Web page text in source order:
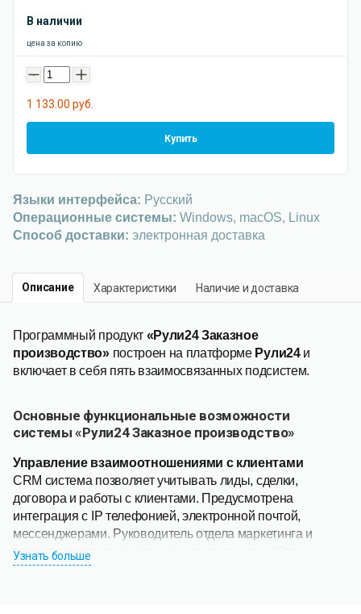
В наличии
цена за копию
- +
1 133.00 руб.
Купить
Языки интерфейса: Русский
Операционные системы: Windows, macOS, Linux
Способ доставки: электронная доставка
Описание Характеристики Наличие и доставка
Программный продукт «Рули24 Заказное
производство»построен на платформе Рули24и
включает в себя пять взаимосвязанных подсистем.
Основные функциональные возможности
системы«Рули24 Заказное производство»
Управление взаимоотношениями с клиентами
CRM система позволяет учитывать лиды, сделки,
договора и работы с клиентами. Предусмотрена
интеграция с IP телефонией, электронной почтой,
мессенджерами. Руководитель отдела маркетинга и
продаж может управлять менеджерами по работе с
клиентами.
Узнать больше